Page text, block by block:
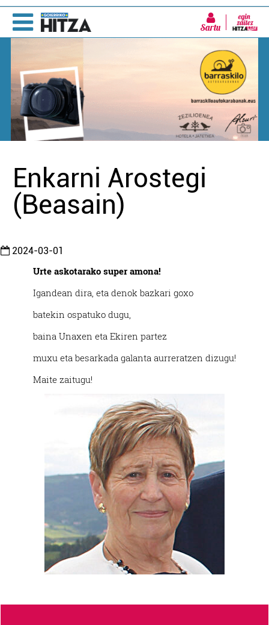
Sartu
Enkarni Arostegi
(Beasain)
2024-03-01
Urte askotarako super amona!
Igandean dira, eta denok bazkari goxo
batekin ospatuko dugu,
baina Unaxen eta Ekiren partez
muxu eta besarkada galanta aurreratzen dizugu!
Maite zaitugu!